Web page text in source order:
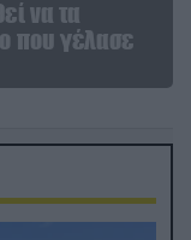
να τα
που γέλασε